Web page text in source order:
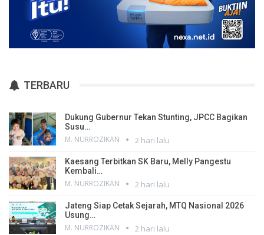
TERBARU
Dukung Gubernur Tekan Stunting, JPCC Bagikan
Susu…
M. NURROZIKAN 2 hari lalu
Kaesang Terbitkan SK Baru, Melly Pangestu
Kembali…
M. NURROZIKAN 2 hari lalu
Jateng Siap Cetak Sejarah, MTQ Nasional 2026
Usung…
M. NURROZIKAN 2 hari lalu